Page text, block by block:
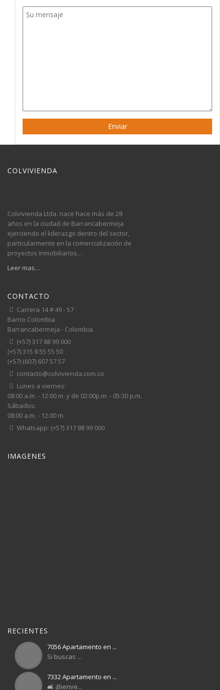
COLVIVIENDA
Colvivienda Ltda. nace hace más de 28
años en la ciudad de Barrancabermeja
ejerciendo el liderazgo dentro del sector,
particularmente en la comercialización de
proyectos inmobiliarios…
Leer mas…
CONTACTO
Carrera 14 # 49 - 57
Barrio Colombia
Barrancabermeja - Colombia
(+57) 317 88 99 000
(+57) 315 8 55 55 50
(+57) (607) 607 57 57
contacto@colvivienda.com.co
Lunes a viernes:
08:00 a.m. - 12:00 m. y de 02:00p.m. - 05:30 p.m.
Sábados:
08:00 a.m. - 12:00 m.
Whatsapp: (+57) 317 88 99 000
IMAGENES
RECIENTES
7056 Apartamento en ...
Si buscas ...
7332 Apartamento en ...
🛋️ ¡Bienve...